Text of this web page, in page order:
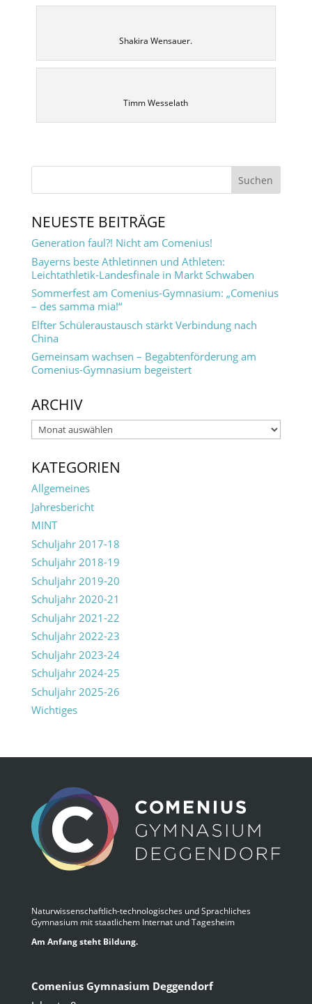
Shakira Wensauer.
Timm Wesselath
NEUESTE BEITRÄGE
Generation faul?! Nicht am Comenius!
Bayerns beste Athletinnen und Athleten:
Leichtathletik-Landesfinale in Markt Schwaben
Sommerfest am Comenius-Gymnasium: „Comenius
– des samma mia!“
Elfter Schüleraustausch stärkt Verbindung nach
China
Gemeinsam wachsen – Begabtenförderung am
Comenius-Gymnasium begeistert
ARCHIV
Archiv
KATEGORIEN
Allgemeines
Jahresbericht
MINT
Schuljahr 2017-18
Schuljahr 2018-19
Schuljahr 2019-20
Schuljahr 2020-21
Schuljahr 2021-22
Schuljahr 2022-23
Schuljahr 2023-24
Schuljahr 2024-25
Schuljahr 2025-26
Wichtiges
Naturwissenschaftlich-technologisches und Sprachliches
Gymnasium mit staatlichem Internat und Tagesheim
Am Anfang steht Bildung.
Comenius Gymnasium Deggendorf